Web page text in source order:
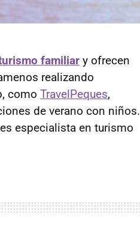
familiar y ofrecen
realizando
como TravelPeques,
de verano con niños.
es especialista en turismo